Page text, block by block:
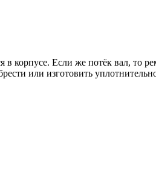
в корпусе. Если же потёк вал, то
или изготовить